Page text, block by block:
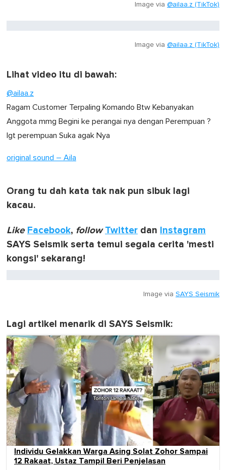
Image via @ailaa.z (TikTok)
Image via @ailaa.z (TikTok)
Lihat video itu di bawah:
@ailaa.z
Ragam Customer Terpaling Komando Btw Kebanyakan
Anggota mmg Begini ke perangai nya dengan Perempuan ?
Igt perempuan Suka agak Nya
original sound – Aila
Orang tu dah kata tak nak pun sibuk lagi
kacau.
Like Facebook, follow Twitter dan Instagram
SAYS Seismik serta temui segala cerita 'mesti
kongsi' sekarang!
Image via SAYS Seismik
Lagi artikel menarik di SAYS Seismik:
Individu Gelakkan Warga Asing Solat Zohor Sampai
12 Rakaat, Ustaz Tampil Beri Penjelasan